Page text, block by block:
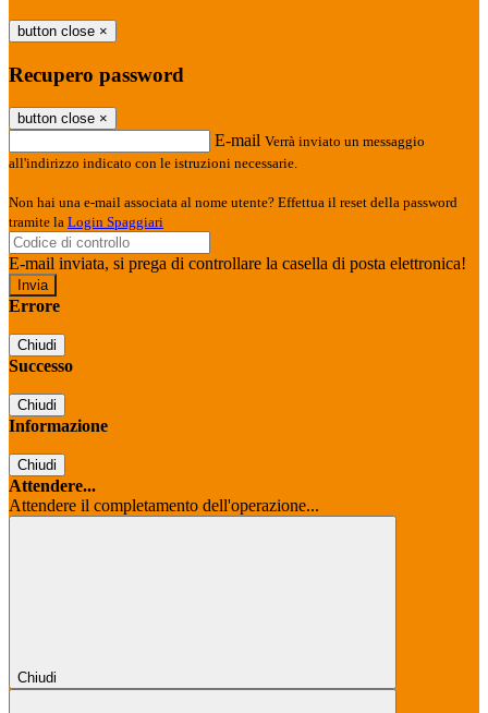
button close ×
Recupero password
button close ×
E-mail Verrà inviato un messaggio
all'indirizzo indicato con le istruzioni necessarie.
Non hai una e-mail associata al nome utente? Effettua il reset della password
tramite la Login Spaggiari
E-mail inviata, si prega di controllare la casella di posta elettronica!
Errore
Chiudi
Successo
Chiudi
Informazione
Chiudi
Attendere...
Attendere il completamento dell'operazione...
Chiudi